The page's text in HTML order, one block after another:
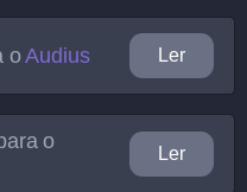
oAudius Ler
o
Ler